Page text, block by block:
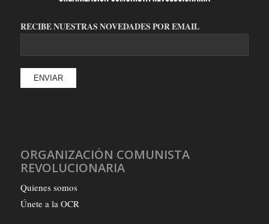
RECIBE NUESTRAS NOVEDADES POR EMAIL
ORGANIZACIÓN COMUNISTA
REVOLUCIONARIA
Quienes somos
Únete a la OCR